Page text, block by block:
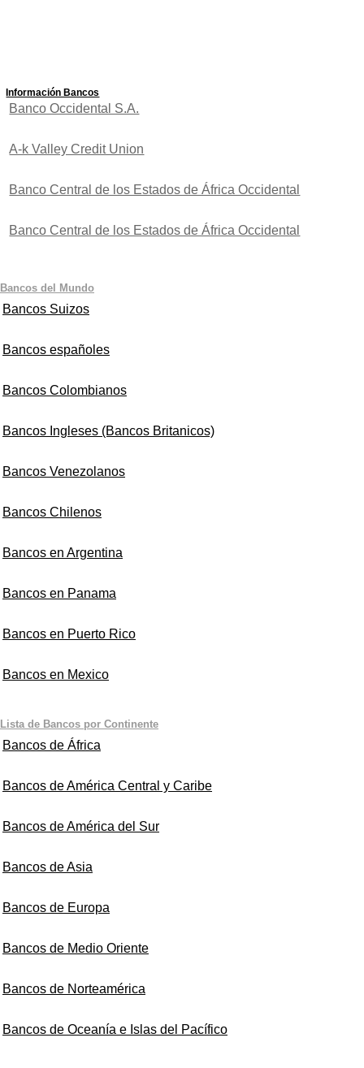
Información Bancos
Banco Occidental S.A.
A-k Valley Credit Union
Banco Central de los Estados de África Occidental
Banco Central de los Estados de África Occidental
Bancos del Mundo
Bancos Suizos
Bancos españoles
Bancos Colombianos
Bancos Ingleses (Bancos Britanicos)
Bancos Venezolanos
Bancos Chilenos
Bancos en Argentina
Bancos en Panama
Bancos en Puerto Rico
Bancos en Mexico
Lista de Bancos por Continente
Bancos de África
Bancos de América Central y Caribe
Bancos de América del Sur
Bancos de Asia
Bancos de Europa
Bancos de Medio Oriente
Bancos de Norteamérica
Bancos de Oceanía e Islas del Pacífico